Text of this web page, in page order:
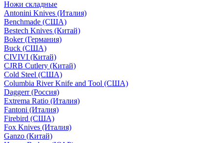
Ножи складные
Antonini Knives (Италия)
Benchmade (США)
Bestech Knives (Китай)
Boker (Германия)
Buck (США)
CIVIVI (Китай)
CJRB Cutlery (Китай)
Cold Steel (США)
Columbia River Knife and Tool (США)
Daggerr (Россия)
Extrema Ratio (Италия)
Fantoni (Италия)
Firebird (США)
Fox Knives (Италия)
Ganzo (Китай)